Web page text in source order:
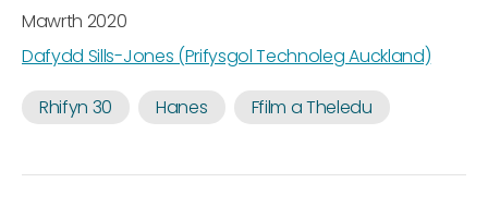
Mawrth 2020
Dafydd Sills-Jones (Prifysgol Technoleg Auckland)
Rhifyn 30 Hanes Ffilm a Theledu